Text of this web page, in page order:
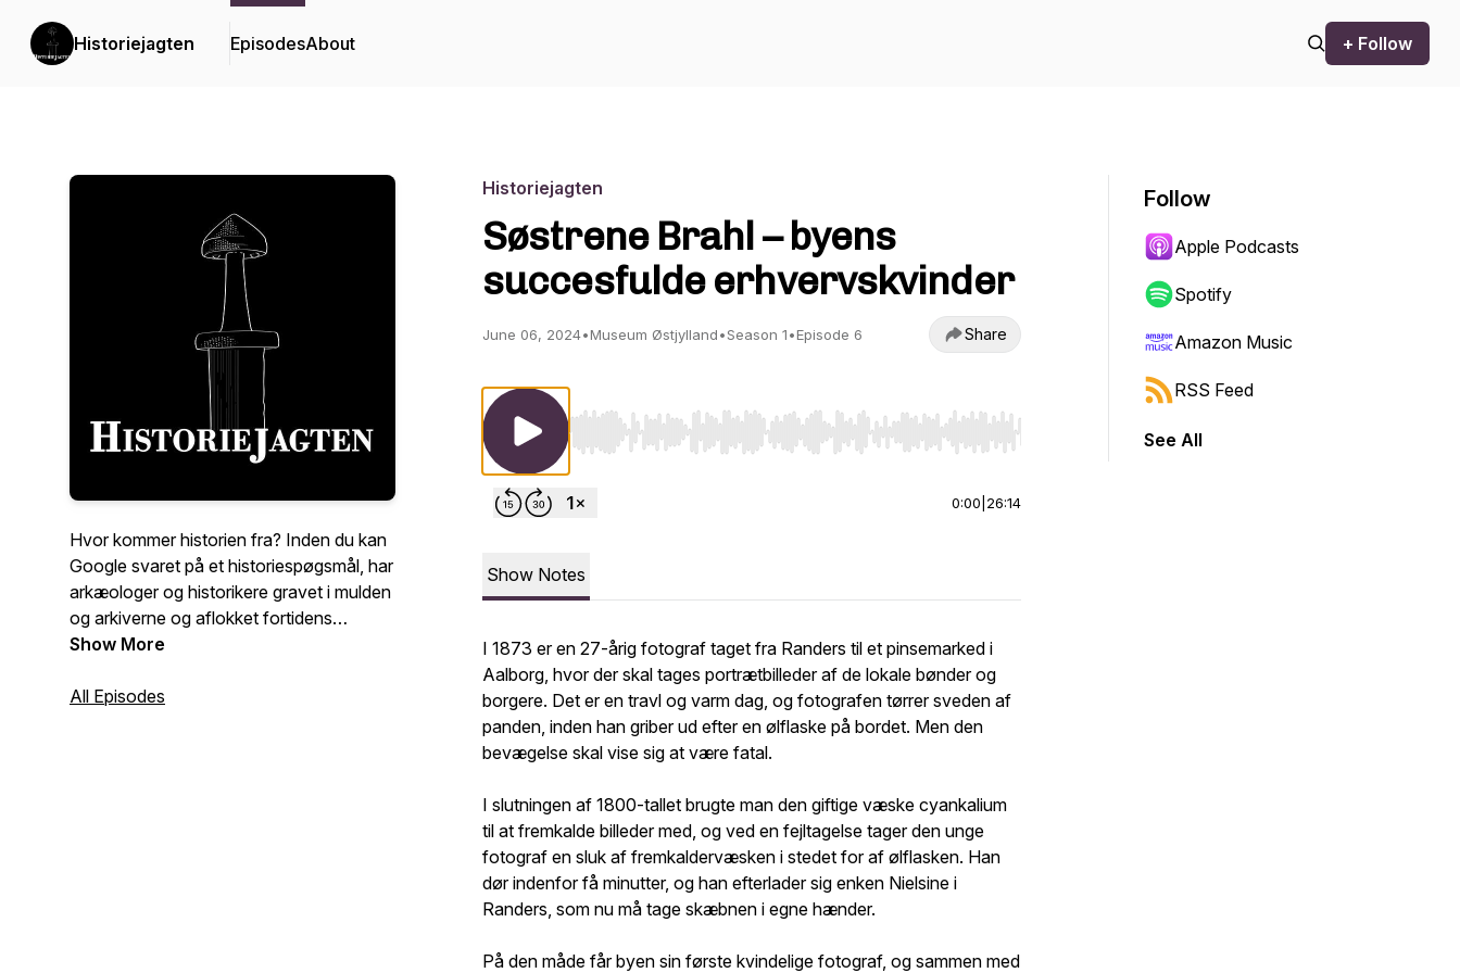
Historiejagten EpisodesAbout + Follow
Hvor kommer historien fra? Inden du kan
Google svaret på et historiespøgsmål, har
arkæologer og historikere gravet i mulden
og arkiverne og aflokket fortidens
genstande deres hemmeligheder.
Østjylland inviterer dig med derind, hvor
Show More
All Episodes
Historiejagten
Søstrene Brahl – byens
succesfulde erhvervskvinder
June 06, 2024•Museum Østjylland•Season 1•Episode 6 Share
Use Left/Right to seek, Home/End to jump to start or end. Hold shift to jump forward or backward.
0:00 26:14
Show Notes
I 1873 er en 27-årig fotograf taget fra Randers til et pinsemarked i
Aalborg, hvor der skal tages portrætbilleder af de lokale bønder og
borgere. Det er en travl og varm dag, og fotografen tørrer sveden af
panden, inden han griber ud efter en ølflaske på bordet. Men den
bevægelse skal vise sig at være fatal.
I slutningen af 1800-tallet brugte man den giftige væske cyankalium
til at fremkalde billeder med, og ved en fejltagelse tager den unge
fotograf en sluk af fremkaldervæsken i stedet for af ølflasken. Han
dør indenfor få minutter, og han efterlader sig enken Nielsine i
Randers, som nu må tage skæbnen i egne hænder.
På den måde får byen sin første kvindelige fotograf, og sammen med
Follow
Apple Podcasts
Spotify
Amazon Music
RSS Feed
See All